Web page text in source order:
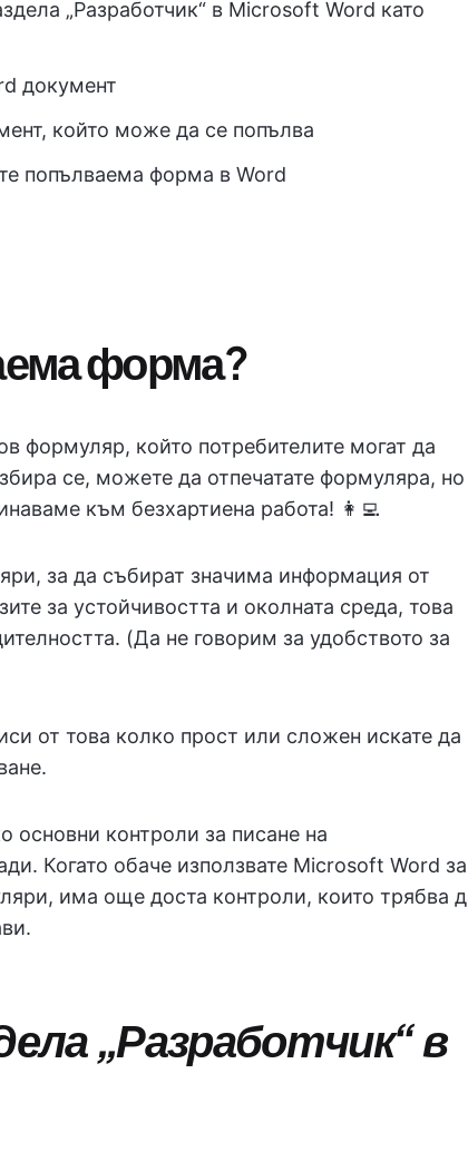
„Разработчик“ в Microsoft Word като
документ
който може да се попълва
попълваема форма в Word
форма?
формуляр, който потребителите могат да
се, можете да отпечатате формуляра, но
към безхартиена работа! 👩‍💻
за да събират значима информация от
за устойчивостта и околната среда, това
(Да не говорим за удобството за
от това колко прост или сложен искате да
основни контроли за писане на
Когато обаче използвате Microsoft Word за
има още доста контроли, които трябва
„Разработчик“ в